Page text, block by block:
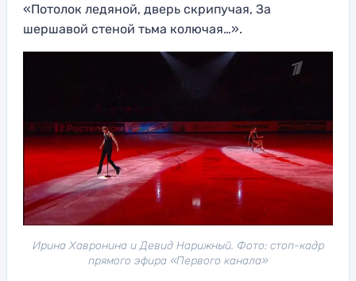
«Потолок ледяной, дверь скрипучая, За
шершавой стеной тьма колючая…».
Ирина Хавронина и Девид Нарижный. Фото: стоп-кадр
прямого эфира «Первого канала»